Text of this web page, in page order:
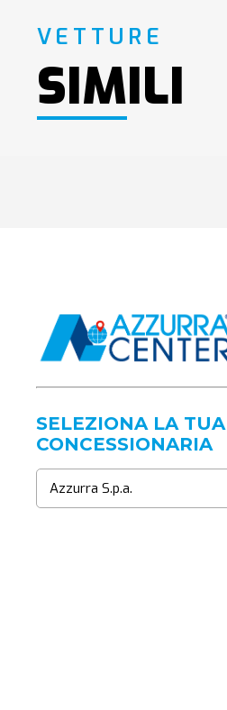
VETTURE
SIMILI
SELEZIONA LA TUA
CONCESSIONARIA